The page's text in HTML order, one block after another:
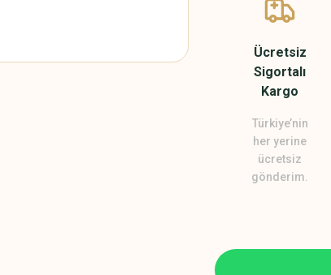
Ücretsiz
Sigortalı
Kargo
Türkiye’nin
her yerine
ücretsiz
gönderim.